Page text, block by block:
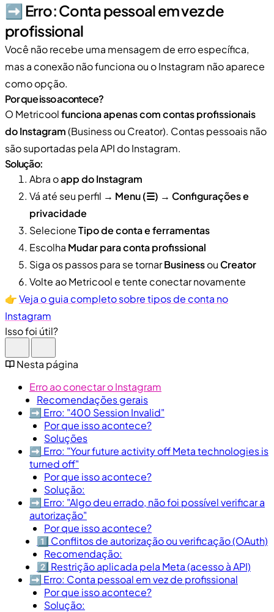
➡️ Erro: Conta pessoal em vez de
profissional
Você não recebe uma mensagem de erro específica,
mas a conexão não funciona ou o Instagram não aparece
como opção.
Por que isso acontece?
O Metricoolfunciona apenas com contas profissionais
do Instagram(Business ou Creator). Contas pessoais não
são suportadas pela API do Instagram.
Solução:
Abra oapp do Instagram
Vá até seu perfil → Menu (☰) → Configurações e
privacidade
SelecioneTipo de conta e ferramentas
Escolha Mudar para conta profissional
Siga os passos para se tornarBusinessou Creator
Volte ao Metricool e tente conectar novamente
👉Veja o guia completo sobre tipos de conta no
Instagram
Isso foi útil?
Nesta página
Erro ao conectar o Instagram
Recomendações gerais
➡️ Erro: "400 Session Invalid"
Por que isso acontece?
Soluções
➡️ Erro: "Your future activity off Meta technologies is
turned off"
Por que isso acontece?
Solução:
➡️ Erro: "Algo deu errado, não foi possível verificar a
autorização"
Por que isso acontece?
1️⃣ Conflitos de autorização ou verificação (OAuth)
Recomendação:
2️⃣ Restrição aplicada pela Meta (acesso à API)
➡️ Erro: Conta pessoal em vez de profissional
Por que isso acontece?
Solução: